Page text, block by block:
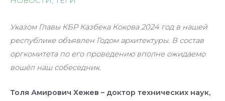
Указом Главы КБР Казбека Кокова 2024 год в нашей
республике объявлен Годом архитектуры. В состав
оргкомитета по его проведению вполне ожидаемо
вошёл наш собеседник.
Толя Амирович Хежев – доктор технических наук,